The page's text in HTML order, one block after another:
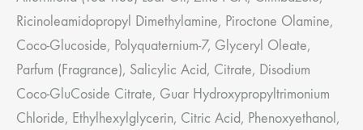
Ricinoleamidopropyl Dimethylamine, Piroctone Olamine,
Coco-Glucoside, Polyquaternium-7, Glyceryl Oleate,
Parfum (Fragrance), Salicylic Acid, Citrate, Disodium
Coco-GluCoside Citrate, Guar Hydroxypropyltrimonium
Chloride, Ethylhexylglycerin, Citric Acid, Phenoxyethanol,